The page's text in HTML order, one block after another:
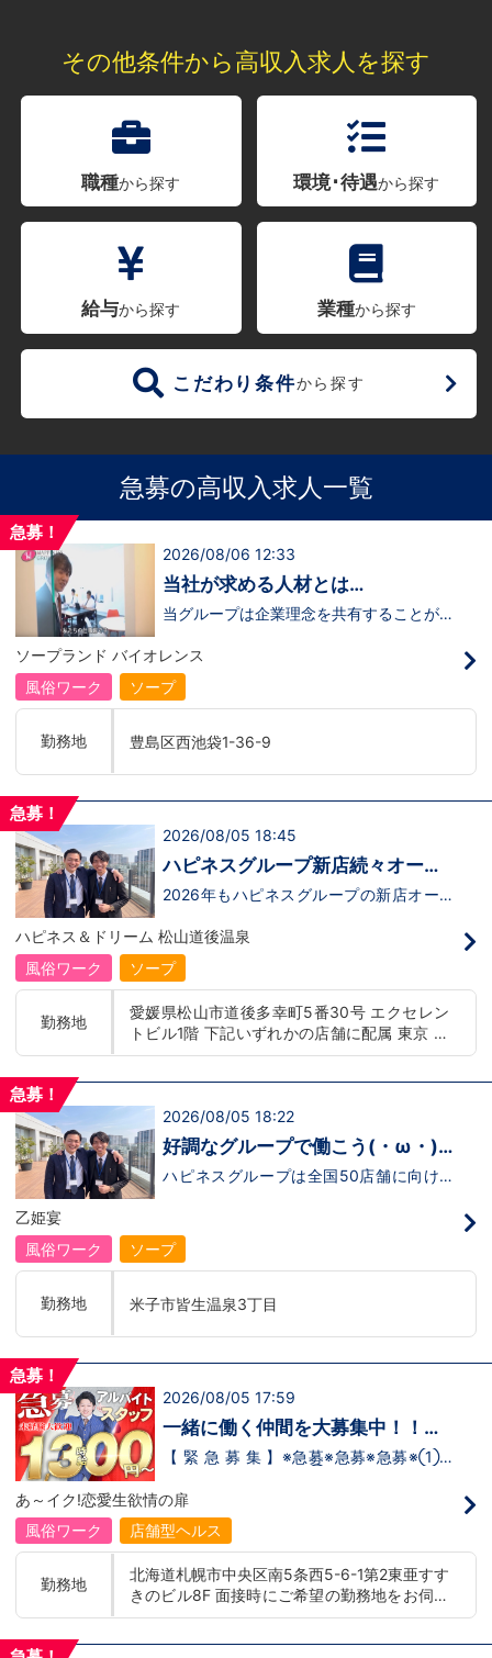
その他条件から高収入求人を探す
職種から探す 環境･待遇から探す
給与から探す 業種から探す
こだわり条件から探す
急募の高収入求人一覧
急募！
2026/08/06 12:33
当社が求める人材とは…
当グループは企業理念を共有することがで
神】を持っている方を求めています。さら
に！『ハピネスグループは、店舗数が増え
ます！！』つまり…【店長/幹部】の空き
枠があるってことです。実際に働いてみ
職者になれない(´;ω;｀)なんて経験はあり
ませんか？？当グループは年功序列ではな
く実力主義です。頑張り次第でいくらでも
のある方には必要な席をしっかりご用意で
入社後、最短で8ヶ月で店長になった先輩
もいます。その先輩のあとにアナタも続き
ませんか！？勿論、男性だけではなく女性
も活躍中。ハピネスグループ初の女性店長
イトレジャー業界だからといって一般大手
企業様に引けを取らない体制で取り組んで
いる会社です。そのため、誰もが安心して
入社・勤務のできる環境なのです。それで
ャルサイトをご覧下さい。
【https://happiness-group.biz/】※お手
数ですがコピー＆ペーストしてURLを開い
他社と比較検討中など。そのような時は1
もしれません。アナタからのご連絡お待ち
しております。
ソープランド バイオレンス
風俗ワーク
ソープ
勤務地 豊島区西池袋1-36-9
急募！
2026/08/05 18:45
ハピネスグループ新店続々オープ
ン決定！
2026年もハピネスグループの新店オープ
てみませんか？いままでの職歴も学歴も一
切関係ありません。頑張り次第で20代で
年収1000万円も夢じゃないんです！一般
職からの転職や、女性からのご応募大歓
ッフ一人ひとりが働きやすい環境のお店で
す。現在多くの女性スタッフが勤務してお
ります。業界経験のある方もない方もご応
新人キャストさんにお仕事を教えるアドバ
は年功序列ではなく実力主義です。 頑張
り次第でいくらでも店長や幹部枠への昇格
が可能なんです！力のある方には必要な席
をしっかりご用意できる環境ですのでご安
ハピネス＆ドリーム 松山道後温泉
風俗ワーク
ソープ
勤務地
愛媛県松山市道後多幸町5番30号 エクセレン
トビル1階 下記いずれかの店舗に配属 東京 五
反田：五反田駅から徒歩2分 池袋：池袋駅西
水戸：水戸駅からバス5分 北海道 札幌：すす
きの駅から徒歩5分 中国・四国 鳥取：米子市
皆生温泉 愛媛：松山道後温泉 九州・沖縄 福
岡：中洲川端駅から徒歩8分 沖縄：那覇市※出
店準備中 他にも続々出店予定 遠方からのご応
急募！
2026/08/05 18:22
好調なグループで働こう(・ω・)
ノ
ハピネスグループは全国50店舗に向けて
有！！ つまり・・・ハピネスグループの
中でも、今！1番役職に就けるチャンスが
「今」入社するべきじゃないです
か！？！？ のし上がりたいなら、このビ
ッグチャンス見逃さないでください！！チ
か？？当グループは年功序列ではなく実力
や幹部枠への昇格が可能なんです！力のあ
る方には必要な席をしっかりご用意できる
環境ですのでご安心ください。実際に入社
後、最短で8ヶ月で店長になった先輩もい
んか！？ 勿論、男性だけではなく女性も
活躍中。ハピネスグループ初の女性店長だ
って目指せます。それでもまだ迷ってるっ
て方は是非オフィシャルサイトをご覧下さ
お手数ですがコピー＆ペーストしてURLを
開いていただければです。先輩のインタビ
ュー動画など、アナタが一歩踏み出すキッ
非ご覧ください(^^)鳥取米子で 「オトコの
乙姫宴
風俗ワーク
ソープ
勤務地 米子市皆生温泉3丁目
急募！
2026/08/05 17:59
一緒に働く仲間を大募集中！！
【アルバイト・送迎ドライバー急
【 緊 急 募 集 】※急募※急募※急募※①ス
バー！店舗間5分程度お客様を送迎するだ
け！時給：①1,300円～②1,100円～勤務
時間：①早番：8:00～18:00 （食事休憩
あり：実働9時間） 遅番：16:00～翌
日祝日の日中(9時～16時位まで)、平日夜
(夕方～24時位まで)※ご希望があれば、そ
の他のシフト調整も可能です。お気軽にご
であればOK！②ご自身の車持ち込み
あ～イク!恋愛生欲情の扉
風俗ワーク
店舗型ヘルス
勤務地
北海道札幌市中央区南5条西5-6-1第2東亜すす
きのビル8F 面接時にご希望の勤務地をお伺い
し、配属店舗を決定いたします。 入社後の転